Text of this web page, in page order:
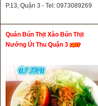
P.13, Quận 3 - Tel: 0973089269
Quán Bún Thịt Xào Bún Thịt
Nướng Út Thu Quận 3